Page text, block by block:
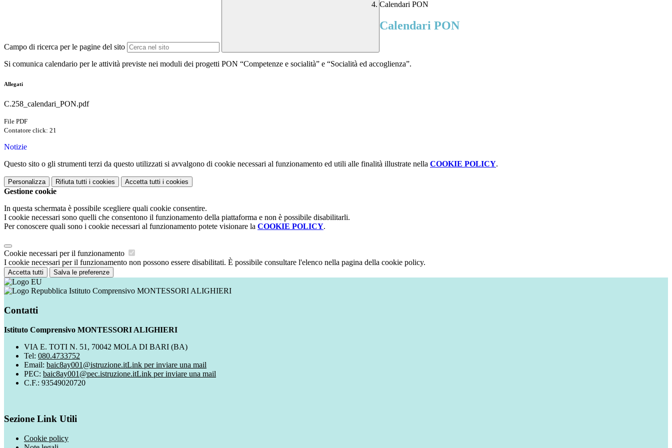
Campo di ricerca per le pagine del sito
Calendari PON
Calendari PON
Si comunica calendario per le attività previste nei moduli dei progetti PON “Competenze e socialità” e “Socialità ed accoglienza”.
Allegati
C.258_calendari_PON.pdf
File PDF
Contatore click: 21
Notizie
Questo sito o gli strumenti terzi da questo utilizzati si avvalgono di cookie necessari al funzionamento ed utili alle finalità illustrate nella COOKIE POLICY.
Personalizza Rifiuta tutti i cookies Accetta tutti i cookies
Gestione cookie
In questa schermata è possibile scegliere quali cookie consentire.
I cookie necessari sono quelli che consentono il funzionamento della piattaforma e non è possibile disabilitarli.
Per conoscere quali sono i cookie necessari al funzionamento potete visionare la COOKIE POLICY.
Cookie necessari per il funzionamento
I cookie necessari per il funzionamento non possono essere disabilitati. È possibile consultare l'elenco nella pagina della cookie policy.
Accetta tutti Salva le preferenze
Istituto Comprensivo MONTESSORI ALIGHIERI
Contatti
Istituto Comprensivo MONTESSORI ALIGHIERI
VIA E. TOTI N. 51, 70042 MOLA DI BARI (BA)
Tel: 080.4733752
Email: baic8ay001@istruzione.itLink per inviare una mail
PEC: baic8ay001@pec.istruzione.itLink per inviare una mail
C.F.: 93549020720
Sezione Link Utili
Cookie policy